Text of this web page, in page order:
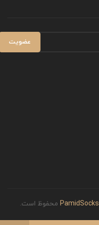
PamidSocks محفوظ است.